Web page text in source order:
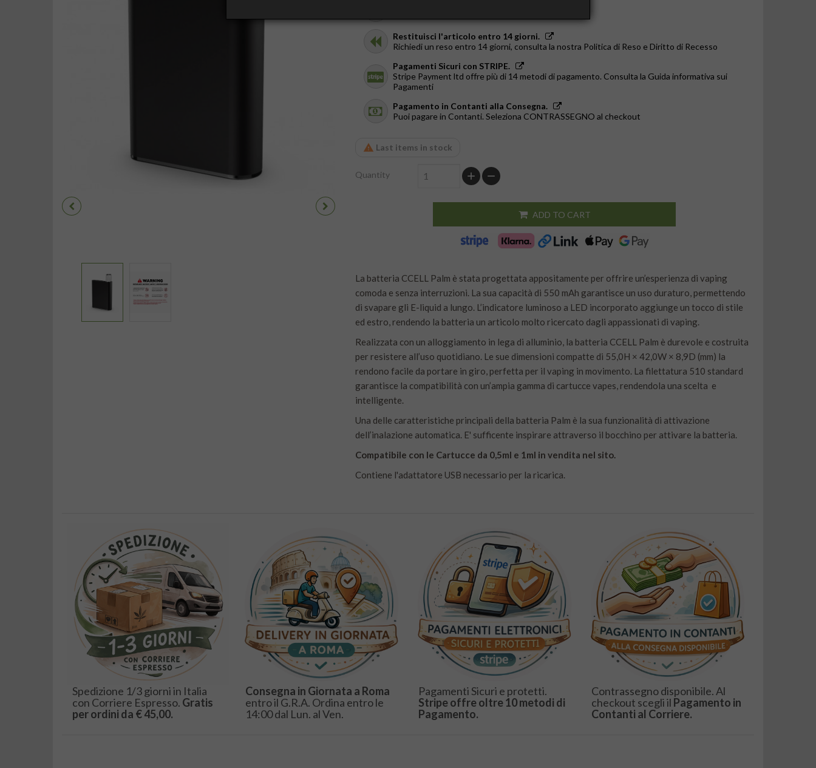
Restituisci l'articolo entro 14 giorni.
Richiedi un reso entro 14 giorni, consulta la nostra Politica di Reso e Diritto di Recesso
Pagamenti Sicuri con STRIPE.
Stripe Payment ltd offre più di 14 metodi di pagamento. Consulta la Guida informativa sui
Pagamenti
Pagamento in Contanti alla Consegna.
Puoi pagare in Contanti. Seleziona CONTRASSEGNO al checkout
Last items in stock
Quantity
ADD TO CART
La batteria CCELL Palm è stata progettata appositamente per offrire un’esperienza di vaping
comoda e senza interruzioni. La sua capacità di 550 mAh garantisce un uso duraturo, permettendo
di svapare gli E-liquid a lungo. L’indicatore luminoso a LED incorporato aggiunge un tocco di stile
ed estro, rendendo la batteria un articolo molto ricercato dagli appassionati di vaping.
Realizzata con un alloggiamento in lega di alluminio, la batteria CCELL Palm è durevole e costruita
per resistere all’uso quotidiano. Le sue dimensioni compatte di 55,0H × 42,0W × 8,9D (mm) la
rendono facile da portare in giro, perfetta per il vaping in movimento. La filettatura 510 standard
garantisce la compatibilità con un’ampia gamma di cartucce vapes, rendendola una scelta e
intelligente.
Una delle caratteristiche principali della batteria Palm è la sua funzionalità di attivazione
dell’inalazione automatica. E' sufficente inspirare attraverso il bocchino per attivare la batteria.
Compatibile con le Cartucce da 0,5ml e 1ml in vendita nel sito.
Contiene l'adattatore USB necessario per la ricarica.
Spedizione 1/3 giorni in Italia
con Corriere Espresso. Gratis
per ordini da € 45,00.
Consegna in Giornata a Roma
entro il G.R.A. Ordina entro le
14:00 dal Lun. al Ven.
Pagamenti Sicuri e protetti.
Stripe offre oltre 10 metodi di
Pagamento.
Contrassegno disponibile. Al
checkout scegli il Pagamento in
Contanti al Corriere.